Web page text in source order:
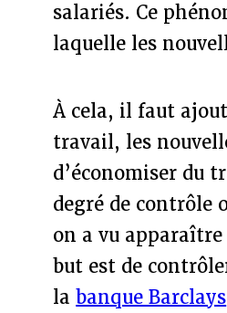
salariés. Ce
laquelle les
À cela, il faut
travail, les
d’économiser du
degré de contrôle
on a vu apparaître
but est de
labanque Barclays